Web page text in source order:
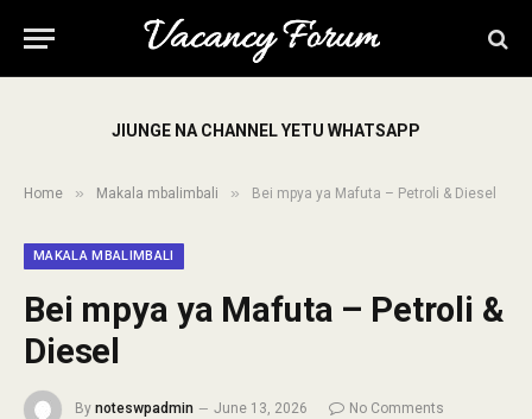
JIUNGE NA CHANNEL YETU WHATSAPP
Home » Makala mbalimbali » Bei mpya ya Mafuta – Petroli & Diesel
MAKALA MBALIMBALI
Bei mpya ya Mafuta – Petroli &
Diesel
By noteswpadmin June 13, 2026
No Comments